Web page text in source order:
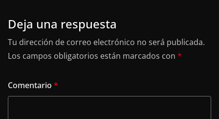
Deja una respuesta
Tu dirección de correo electrónico no será publicada.
Los campos obligatorios están marcados con *
Comentario *